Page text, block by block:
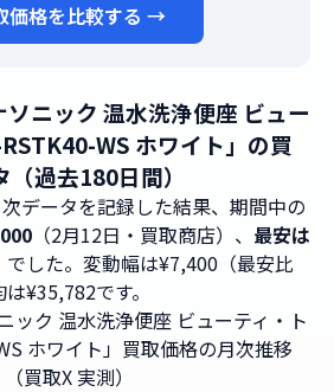
価格を比較する →
ソニック 温水洗浄便座 ビュー
WS ホワイト」の買
過去180日間）
データを記録した結果、期間中の
（2月12日・買取商店）、 最安は
でした。変動幅は¥7,400（最安比
¥35,782です。
ック 温水洗浄便座 ビューティ・ト
ホワイト」買取価格の月次推移
（買取X 実測）